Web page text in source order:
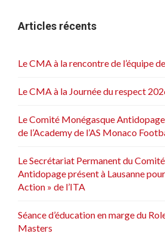
Articles récents
Le CMA à la rencontre de l’équipe
Le CMA à la Journée du respect
Le Comité Monégasque
de l’Academy de l’AS Monaco
Le Secrétariat Permanent du
Antidopage présent à Lausanne
Action » de l’ITA
Séance d’éducation en marge du
Masters